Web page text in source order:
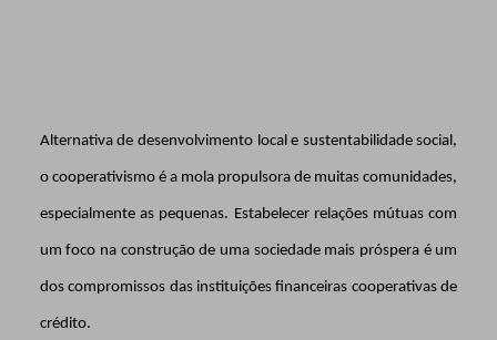
Alternativa de desenvolvimento local e sustentabilidade social,
o cooperativismo é a mola propulsora de muitas comunidades,
especialmente as pequenas. Estabelecer relações mútuas com
um foco na construção de uma sociedade mais próspera é um
dos compromissos das instituições financeiras cooperativas de
crédito.